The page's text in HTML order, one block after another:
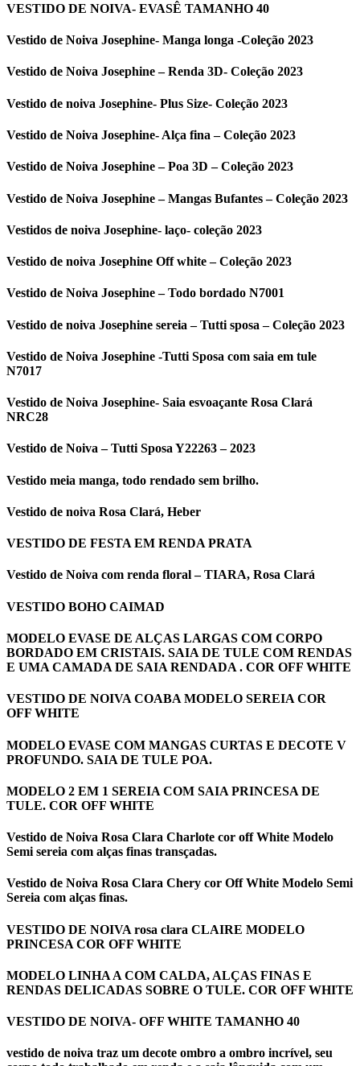
VESTIDO DE NOIVA- EVASÊ TAMANHO 40
Vestido de Noiva Josephine- Manga longa -Coleção 2023
Vestido de Noiva Josephine – Renda 3D- Coleção 2023
Vestido de noiva Josephine- Plus Size- Coleção 2023
Vestido de Noiva Josephine- Alça fina – Coleção 2023
Vestido de Noiva Josephine – Poa 3D – Coleção 2023
Vestido de Noiva Josephine – Mangas Bufantes – Coleção 2023
Vestidos de noiva Josephine- laço- coleção 2023
Vestido de noiva Josephine Off white – Coleção 2023
Vestido de Noiva Josephine – Todo bordado N7001
Vestido de noiva Josephine sereia – Tutti sposa – Coleção 2023
Vestido de Noiva Josephine -Tutti Sposa com saia em tule
N7017
Vestido de Noiva Josephine- Saia esvoaçante Rosa Clará
NRC28
Vestido de Noiva – Tutti Sposa Y22263 – 2023
Vestido meia manga, todo rendado sem brilho.
Vestido de noiva Rosa Clará, Heber
VESTIDO DE FESTA EM RENDA PRATA
Vestido de Noiva com renda floral – TIARA, Rosa Clará
VESTIDO BOHO CAIMAD
MODELO EVASE DE ALÇAS LARGAS COM CORPO
BORDADO EM CRISTAIS. SAIA DE TULE COM RENDAS
E UMA CAMADA DE SAIA RENDADA . COR OFF WHITE
VESTIDO DE NOIVA COABA MODELO SEREIA COR
OFF WHITE
MODELO EVASE COM MANGAS CURTAS E DECOTE V
PROFUNDO. SAIA DE TULE POA.
MODELO 2 EM 1 SEREIA COM SAIA PRINCESA DE
TULE. COR OFF WHITE
Vestido de Noiva Rosa Clara Charlote cor off White Modelo
Semi sereia com alças finas transçadas.
Vestido de Noiva Rosa Clara Chery cor Off White Modelo Semi
Sereia com alças finas.
VESTIDO DE NOIVA rosa clara CLAIRE MODELO
PRINCESA COR OFF WHITE
MODELO LINHA A COM CALDA, ALÇAS FINAS E
RENDAS DELICADAS SOBRE O TULE. COR OFF WHITE
VESTIDO DE NOIVA- OFF WHITE TAMANHO 40
vestido de noiva traz um decote ombro a ombro incrível, seu